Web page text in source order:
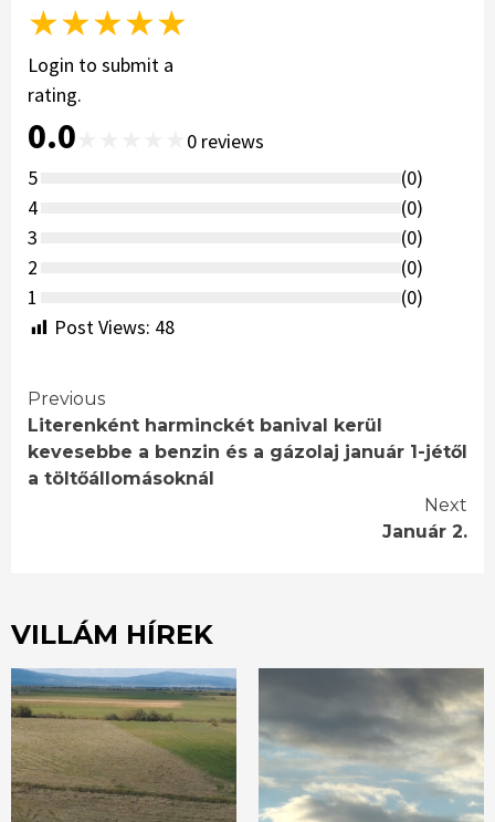
★★★★★
Login to submit a
rating.
0.0 0 reviews
5
(0)
4
(0)
3
(0)
2
(0)
1
(0)
Post Views: 48
Continue
Reading
Previous
Literenként harminckét banival kerül
kevesebbe a benzin és a gázolaj január 1-jétől
a töltőállomásoknál
Next
Január 2.
VILLÁM HÍREK